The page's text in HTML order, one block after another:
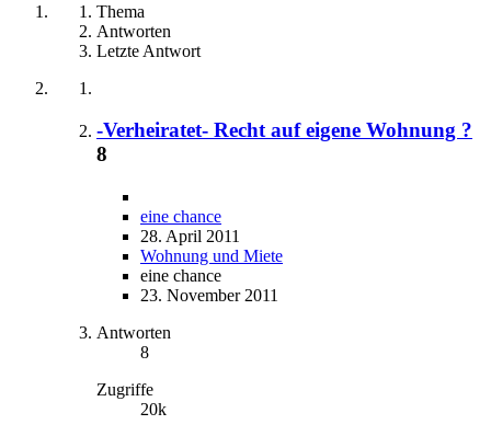
Thema
Antworten
Letzte Antwort
-Verheiratet- Recht auf eigene Wohnung ?
8
eine chance
28. April 2011
Wohnung und Miete
eine chance
23. November 2011
Antworten
8
Zugriffe
20k